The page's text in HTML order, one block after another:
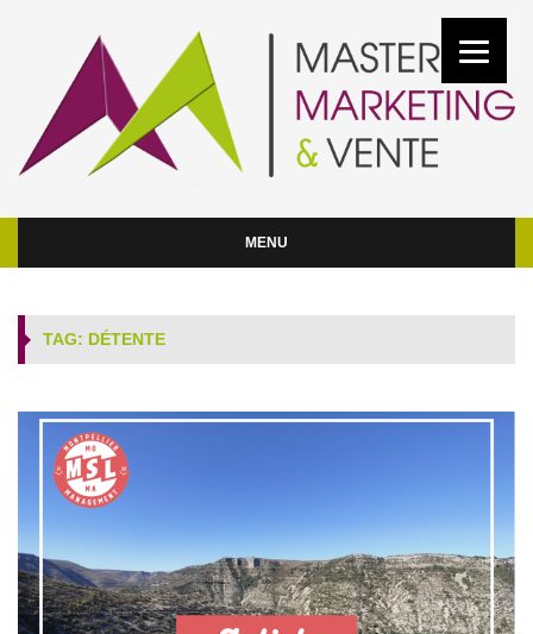
MENU
TAG: DÉTENTE